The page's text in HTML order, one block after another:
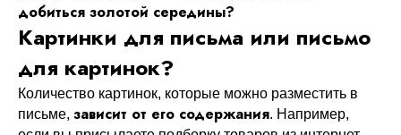
добиться золотой середины?
Картинки для письма или письмо
для картинок?
Количество картинок, которые можно разместить в
письме, зависит от его содержания. Например,